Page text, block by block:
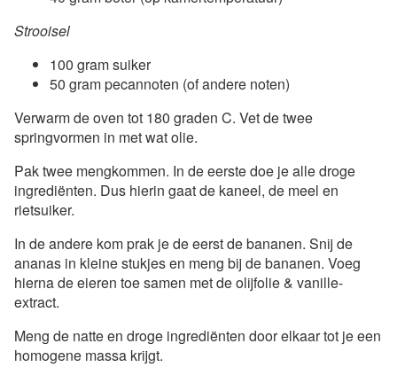
Strooisel
100 gram suiker
50 gram pecannoten (of andere noten)
Verwarm de oven tot 180 graden C. Vet de twee
springvormen in met wat olie.
Pak twee mengkommen. In de eerste doe je alle droge
ingrediënten. Dus hierin gaat de kaneel, de meel en
rietsuiker.
In de andere kom prak je de eerst de bananen. Snij de
ananas in kleine stukjes en meng bij de bananen. Voeg
hierna de eieren toe samen met de olijfolie & vanille-
extract.
Meng de natte en droge ingrediënten door elkaar tot je een
homogene massa krijgt.